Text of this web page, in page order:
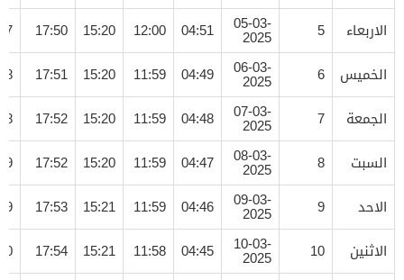
الاربعاء
5
05-03-
2025
04:51
12:00
15:20
17:50
الخميس
6
06-03-
2025
04:49
11:59
15:20
17:51
الجمعة
7
07-03-
2025
04:48
11:59
15:20
17:52
السبت
8
08-03-
2025
04:47
11:59
15:20
17:52
الاحد
9
09-03-
2025
04:46
11:59
15:21
17:53
الاثنين
10
10-03-
2025
04:45
11:58
15:21
17:54